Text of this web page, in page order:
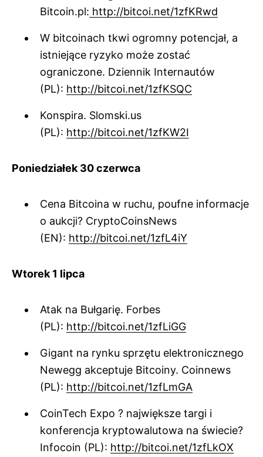
Bitcoin.pl: http://bitcoi.net/1zfKRwd
W bitcoinach tkwi ogromny potencjał, a
istniejące ryzyko może zostać
ograniczone. Dziennik Internautów
(PL): http://bitcoi.net/1zfKSQC
Konspira. Slomski.us
(PL): http://bitcoi.net/1zfKW2I
Poniedziałek 30 czerwca
Cena Bitcoina w ruchu, poufne informacje
o aukcji? CryptoCoinsNews
(EN): http://bitcoi.net/1zfL4iY
Wtorek 1 lipca
Atak na Bułgarię. Forbes
(PL): http://bitcoi.net/1zfLiGG
Gigant na rynku sprzętu elektronicznego
Newegg akceptuje Bitcoiny. Coinnews
(PL): http://bitcoi.net/1zfLmGA
CoinTech Expo ? największe targi i
konferencja kryptowalutowa na świecie?
Infocoin (PL): http://bitcoi.net/1zfLkOX